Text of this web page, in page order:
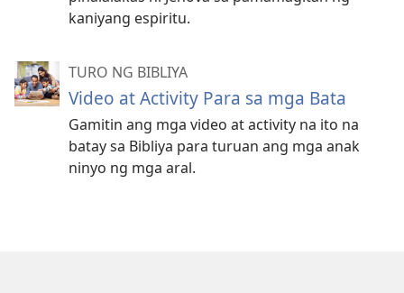
kaniyang espiritu.
TURO NG BIBLIYA
Video at Activity Para sa mga Bata
Gamitin ang mga video at activity na ito na
batay sa Bibliya para turuan ang mga anak
ninyo ng mga aral.